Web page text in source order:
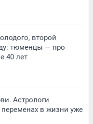
второй
тюменцы — про
40 лет
Астрологи
в жизни уже